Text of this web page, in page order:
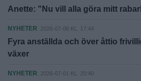
Anette: "Nu vill alla göra mitt
NYHETER 2026-07-06 KL. 17:44
Fyra anställda och över åttio
växer
NYHETER 2026-07-01 KL. 20:40